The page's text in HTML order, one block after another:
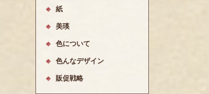
紙
美瑛
色について
色んなデザイン
販促戦略